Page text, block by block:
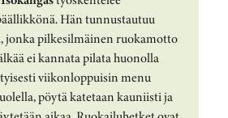
Hän tunnustautuu
pilkesilmäinen ruokamotto
ei kannata pilata huonolla
viikonloppuisin menu
pöytä katetaan kauniisti ja